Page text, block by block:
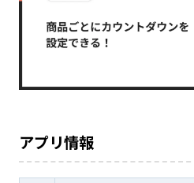
アプリ情報